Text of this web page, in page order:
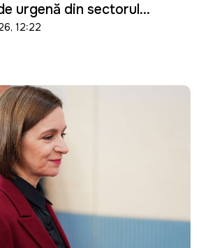
urgență din sectorul
12:22